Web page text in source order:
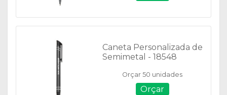
Caneta Personalizada de
Semimetal - 18548
Orçar 50 unidades
Orçar